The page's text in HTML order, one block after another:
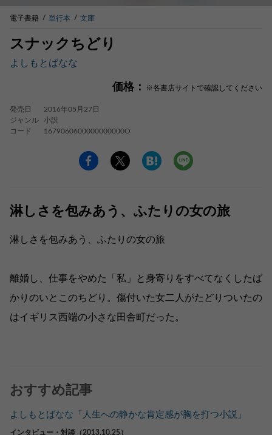
電子書籍 単行本 文庫
スナックちどり
よしもとばなな
価格： ※各書店サイトで確認してください
発売日
2016年05月27日
ジャンル
小説
コード
1679060600000000000O
淋しさを包みあう、ふたりの女の旅
淋しさを包みあう、ふたりの女の旅
離婚し、仕事をやめた「私」と身寄りをすべてなくしたば
かりのいとこのちどり。傷付いた女二人がたどりついたの
はイギリス西端の小さな田舎町だった。
おすすめ記事
よしもとばなな「人生への静かな肯定感が胸を打つ小説」
インタビュー・対談（2013.10.25）